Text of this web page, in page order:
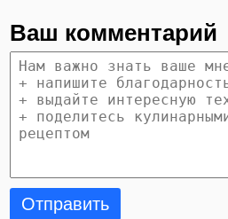
Ваш комментарий
Отправить